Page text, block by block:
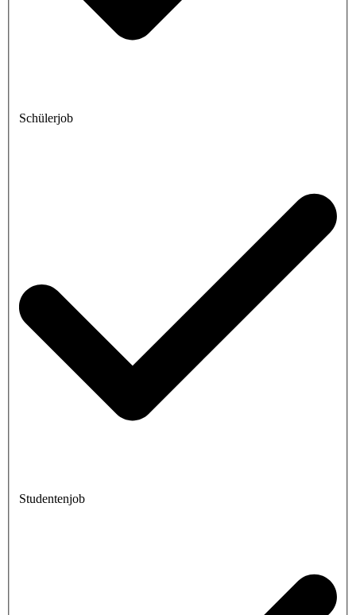
Schülerjob
Studentenjob